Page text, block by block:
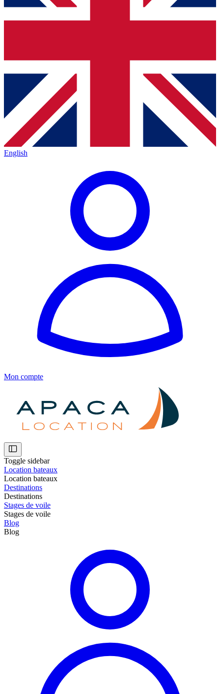
English
Mon compte
Toggle sidebar
Location bateaux
Location bateaux
Destinations
Destinations
Stages de voile
Stages de voile
Blog
Blog